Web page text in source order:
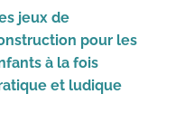
jeux de
pour les
à la fois
et ludique